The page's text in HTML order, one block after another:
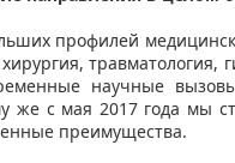
профилей
научные
же с мая 2017 года мы
преимущества.